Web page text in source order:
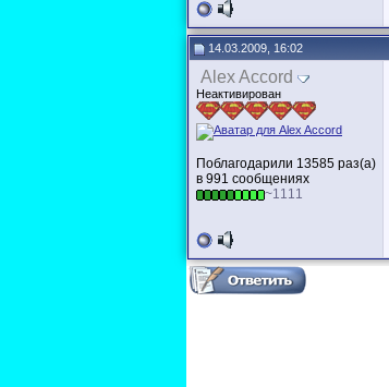
14.03.2009, 16:02
Alex Accord
Неактивирован
Поблагодарили 13585 раз(а)
в 991 сообщениях
~1111